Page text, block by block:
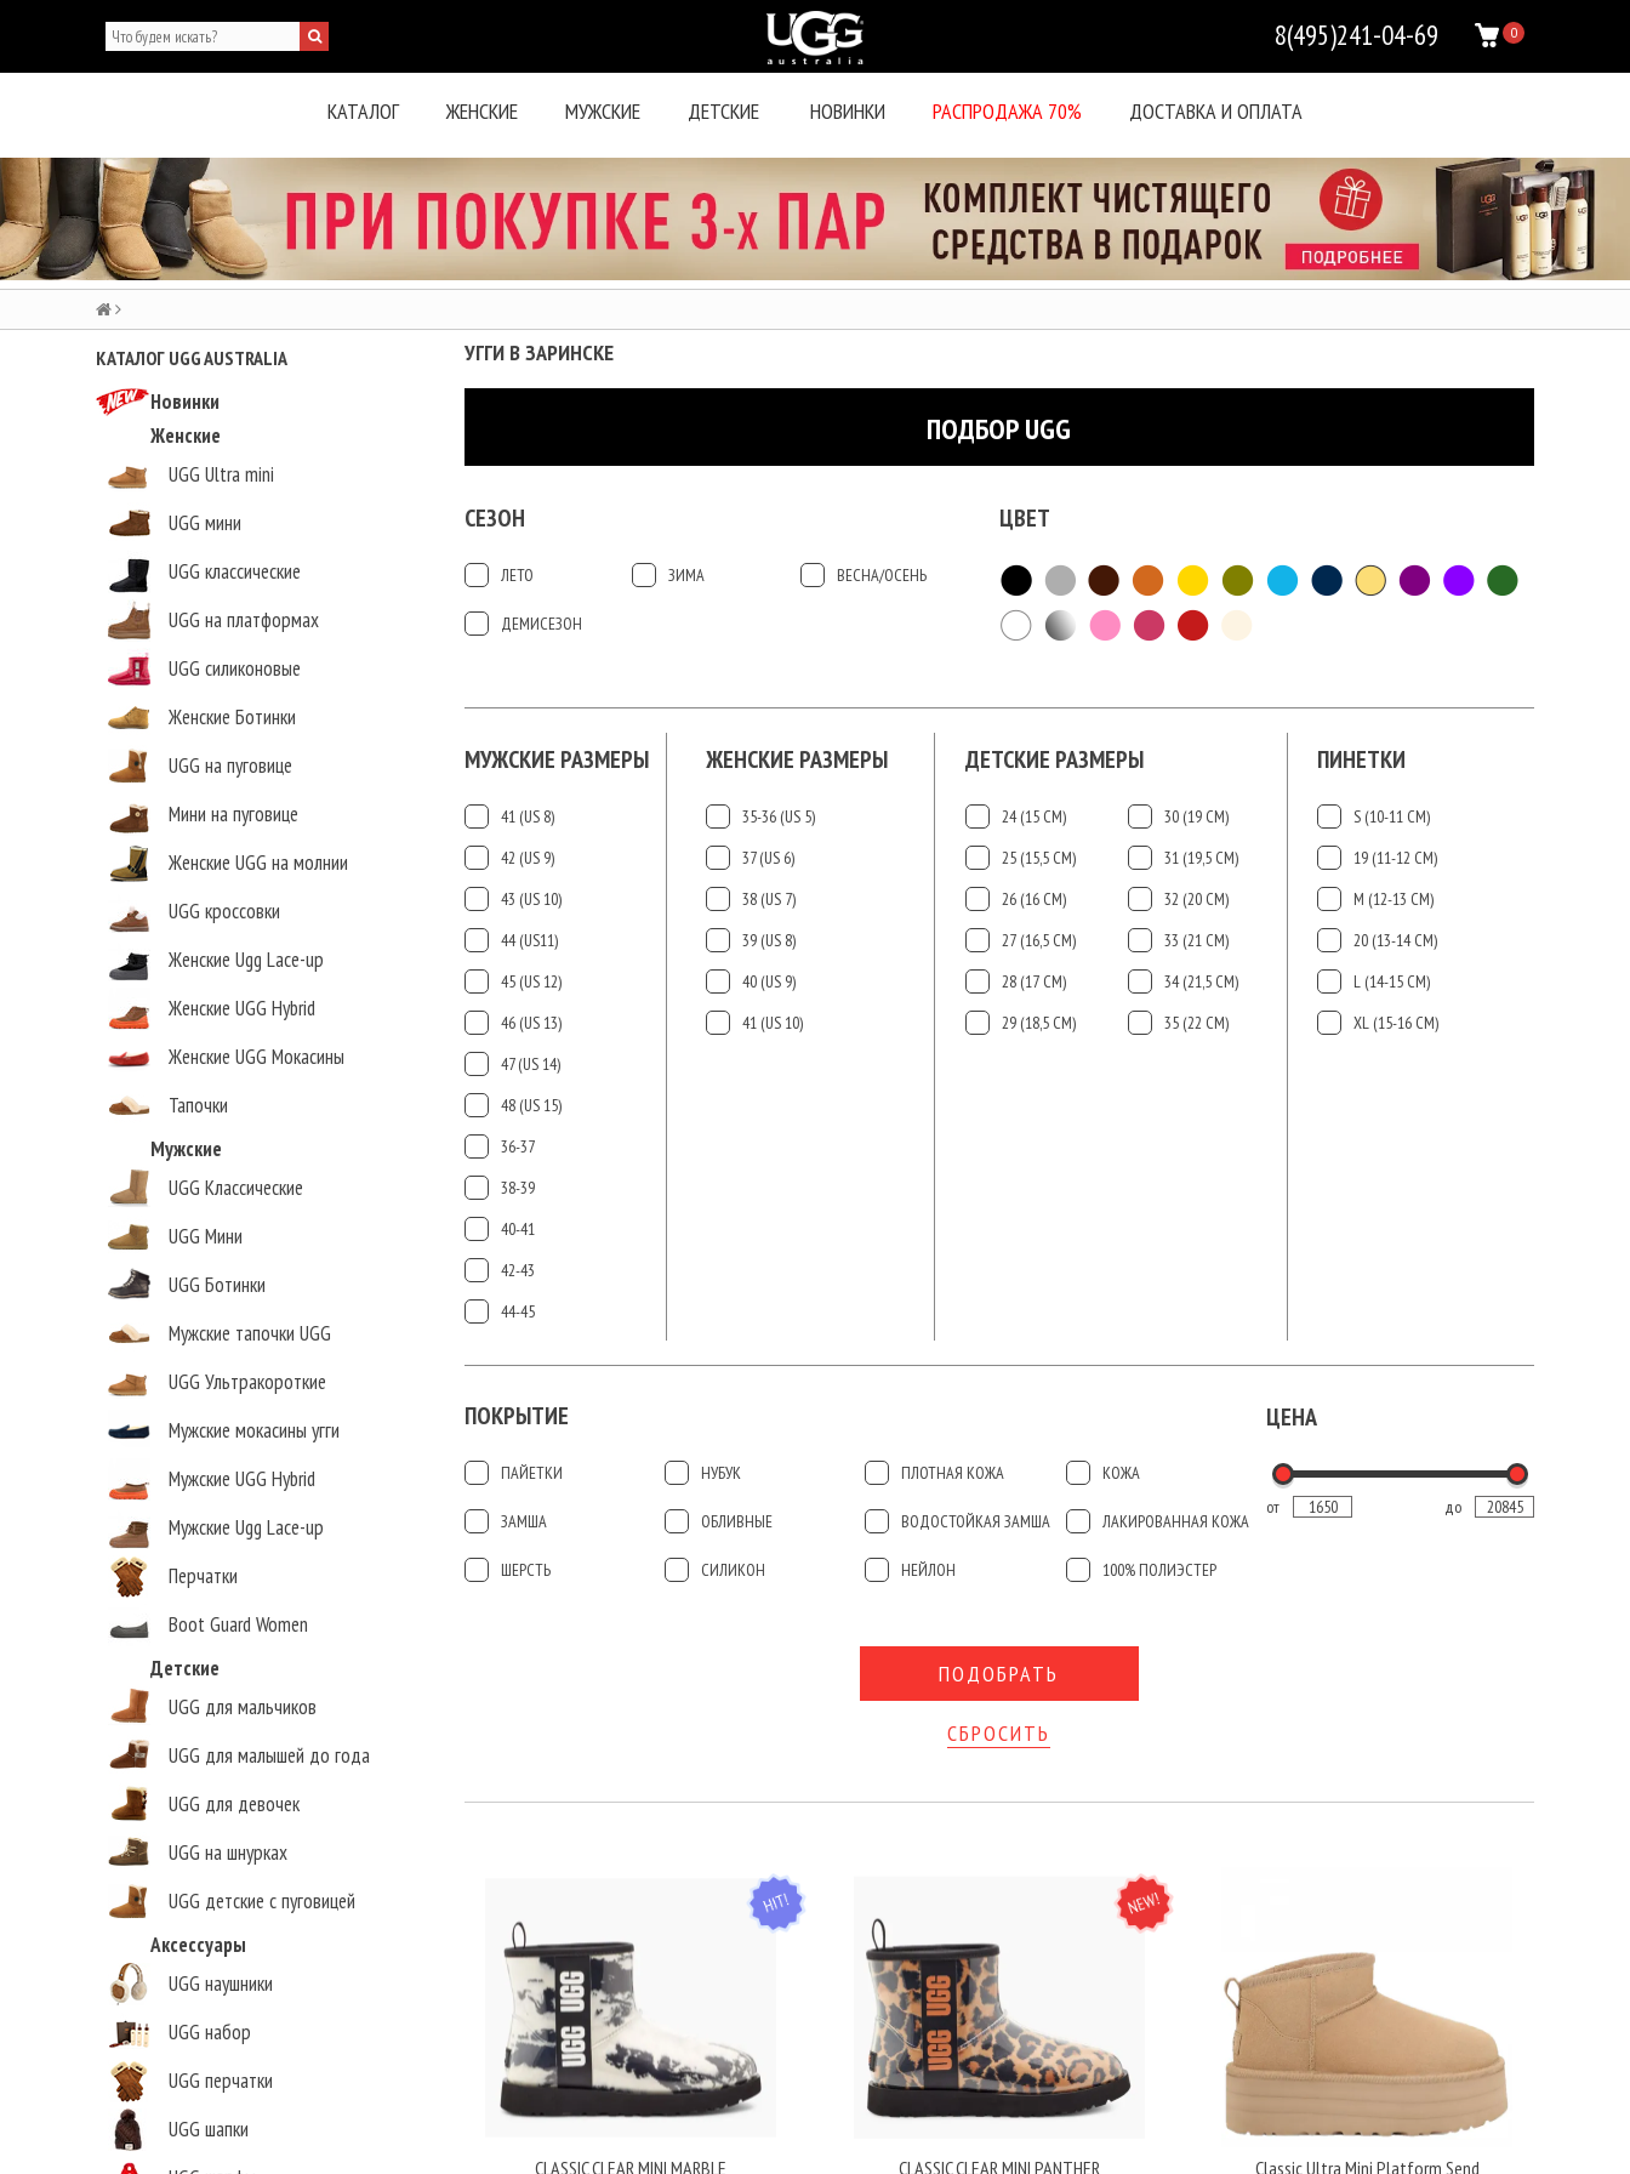
0
8(495)241-04-69
КАТАЛОГ ЖЕНСКИЕ МУЖСКИЕ ДЕТСКИЕ НОВИНКИ РАСПРОДАЖА 70% ДОСТАВКА И ОПЛАТА
КАТАЛОГ UGG AUSTRALIA
Новинки
Женские
UGG Ultra mini
UGG мини
UGG классические
UGG на платформах
UGG силиконовые
Женские Ботинки
UGG на пуговице
Мини на пуговице
Женские UGG на молнии
UGG кроссовки
Женские Ugg Lace-up
Женские UGG Hybrid
Женские UGG Мокасины
Тапочки
Мужские
UGG Классические
UGG Мини
UGG Ботинки
Мужские тапочки UGG
UGG Ультракороткие
Мужские мокасины угги
Мужские UGG Hybrid
Мужские Ugg Lace-up
Перчатки
Boot Guard Women
Детские
UGG для мальчиков
UGG для малышей до года
UGG для девочек
UGG на шнурках
UGG детские с пуговицей
Аксессуары
UGG наушники
UGG набор
UGG перчатки
UGG шапки
УГГИ В ЗАРИНСКЕ
ПОДБОР UGG
СЕЗОН
ЛЕТО ЗИМА ВЕСНА/ОСЕНЬ
ДЕМИСЕЗОН
ЦВЕТ
ПИНЕТКИ
S (10-11 СМ)
19 (11-12 СМ)
М (12-13 СМ)
20 (13-14 СМ)
L (14-15 CМ)
ХL (15-16 CМ)
ДЕТСКИЕ РАЗМЕРЫ
24 (15 СМ)
25 (15,5 СМ)
26 (16 СМ)
27 (16,5 СМ)
28 (17 СМ)
29 (18,5 СМ)
30 (19 СМ)
31 (19,5 СМ)
32 (20 СМ)
33 (21 СМ)
34 (21,5 СМ)
35 (22 СМ)
ЖЕНСКИЕ РАЗМЕРЫ
35-36 (US 5)
37 (US 6)
38 (US 7)
39 (US 8)
40 (US 9)
41 (US 10)
МУЖСКИЕ РАЗМЕРЫ
41 (US 8)
42 (US 9)
43 (US 10)
44 (US11)
45 (US 12)
46 (US 13)
47 (US 14)
48 (US 15)
36-37
38-39
40-41
42-43
44-45
ПОКРЫТИЕ
ПАЙЕТКИ НУБУК ПЛОТНАЯ КОЖА КОЖА
ЗАМША ОБЛИВНЫЕ ВОДОСТОЙКАЯ ЗАМША ЛАКИРОВАННАЯ КОЖА
ШЕРСТЬ СИЛИКОН НЕЙЛОН 100% ПОЛИЭСТЕР
ЦЕНА
от до
СБРОСИТЬ
HIT
CLASSIC CLEAR MINI MARBLE
NEW
CLASSIC CLEAR MINI PANTHER Classic Ultra Mini Platform Send